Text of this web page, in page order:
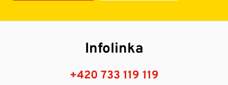
Infolinka
+420 733 119 119